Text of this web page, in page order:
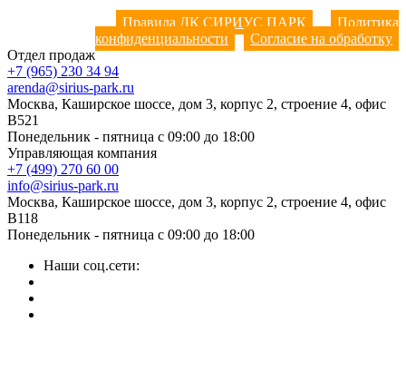
Правила ДК СИРИУС ПАРК
Политика
конфиденциальности
Согласие на обработку
Отдел продаж
+7 (965) 230 34 94
arenda@sirius-park.ru
Москва, Каширское шоссе, дом 3, корпус 2, строение 4, офис
B521
Понедельник - пятница с 09:00 до 18:00
Управляющая компания
+7 (499) 270 60 00
info@sirius-park.ru
Москва, Каширское шоссе, дом 3, корпус 2, строение 4, офис
B118
Понедельник - пятница с 09:00 до 18:00
Наши соц.сети: